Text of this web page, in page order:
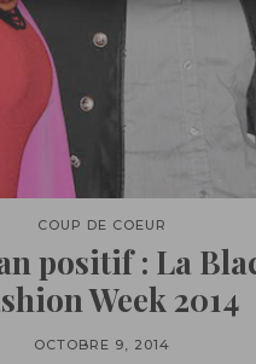
COUP DE COEUR
positif : La
Week 2014
OCTOBRE 9, 2014